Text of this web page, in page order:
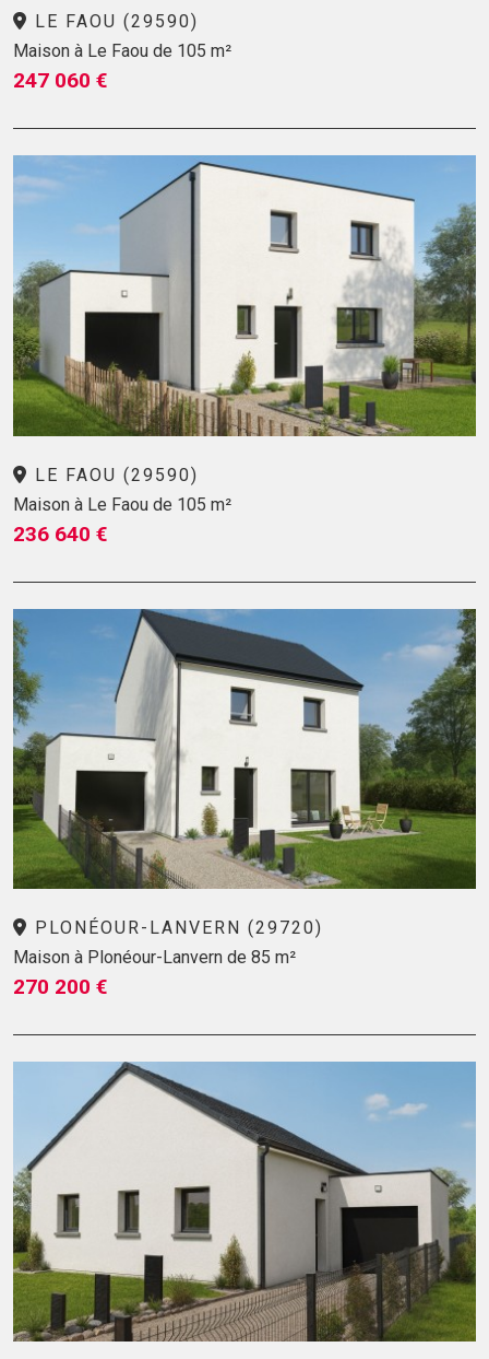
LE FAOU (29590)
Maison à Le Faou de 105 m²
247 060 €
LE FAOU (29590)
Maison à Le Faou de 105 m²
236 640 €
PLONÉOUR-LANVERN (29720)
Maison à Plonéour-Lanvern de 85 m²
270 200 €